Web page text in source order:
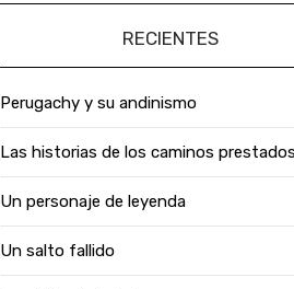
RECIENTES
Perugachy y su andinismo
Las historias de los caminos prestados
Un personaje de leyenda
Un salto fallido